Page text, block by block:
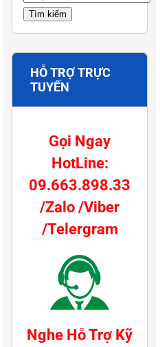
HỖ TRỢ TRỰC
TUYẾN
Gọi Ngay
HotLine:
09.663.898.33
/Zalo /Viber
/Telergram
Nghe Hỗ Trợ Kỹ